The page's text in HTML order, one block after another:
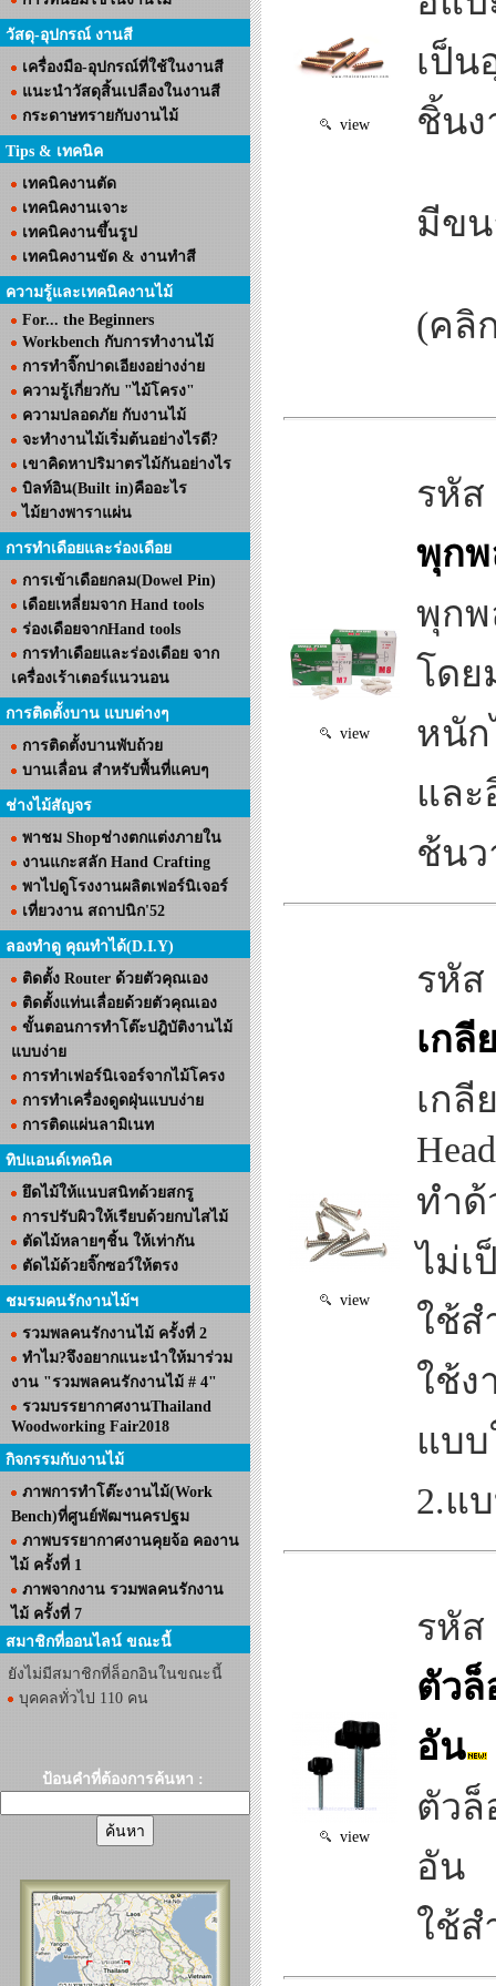
วัสดุ-อุปกรณ์ งานสี
เครื่องมือ-อุปกรณ์ที่ใช้ในงานสี
แนะนำวัสดุสิ้นเปลืองในงานสี
กระดาษทรายกับงานไม้
Tips & เทคนิค
เทคนิคงานตัด
เทคนิคงานเจาะ
เทคนิคงานขึ้นรูป
เทคนิคงานขัด & งานทำสี
ความรู้และเทคนิคงานไม้
For... the Beginners
Workbench กับการทำงานไม้
การทำจิ๊กปาดเอียงอย่างง่าย
ความรู้เกี่ยวกับ "ไม้โครง"
ความปลอดภัย กับงานไม้
จะทำงานไม้เริ่มต้นอย่างไรดี?
เขาคิดหาปริมาตรไม้กันอย่างไร
บิลท์อิน(Built in)คืออะไร
ไม้ยางพาราแผ่น
การทำเดือยและร่องเดือย
การเข้าเดือยกลม(Dowel Pin)
เดือยเหลี่ยมจาก Hand tools
ร่องเดือยจากHand tools
การทำเดือยและร่องเดือย จาก
เครื่องเร้าเตอร์แนวนอน
การติดตั้งบาน แบบต่างๆ
การติดตั้งบานพับถ้วย
บานเลื่อน สำหรับพื้นที่แคบๆ
ช่างไม้สัญจร
พาชม Shopช่างตกแต่งภายใน
งานแกะสลัก Hand Crafting
พาไปดูโรงงานผลิตเฟอร์นิเจอร์
เที่ยวงาน สถาปนิก'52
ลองทำดู คุณทำได้(D.I.Y)
ติดตั้ง Router ด้วยตัวคุณเอง
ติดตั้งแท่นเลื่อยด้วยตัวคุณเอง
ขั้นตอนการทำโต๊ะปฎิบัติงานไม้
แบบง่าย
การทำเฟอร์นิเจอร์จากไม้โครง
การทำเครื่องดูดฝุ่นแบบง่าย
การติดแผ่นลามิเนท
ทิปแอนด์เทคนิค
ยึดไม้ให้แนบสนิทด้วยสกรู
การปรับผิวให้เรียบด้วยกบไสไม้
ตัดไม้หลายๆชิ้น ให้เท่ากัน
ตัดไม้ด้วยจิ๊กซอว์ให้ตรง
ชมรมคนรักงานไม้ฯ
รวมพลคนรักงานไม้ ครั้งที่ 2
ทำไม?จึงอยากแนะนำให้มาร่วม
งาน "รวมพลคนรักงานไม้ # 4"
รวมบรรยากาศงานThailand
Woodworking Fair2018
กิจกรรมกับงานไม้
ภาพการทำโต๊ะงานไม้(Work
Bench)ที่ศูนย์พัฒฯนครปฐม
ภาพบรรยากาศงานคุยจ้อ คองาน
ไม้ ครั้งที่ 1
ภาพจากงาน รวมพลคนรักงาน
ไม้ ครั้งที่ 7
สมาชิกที่ออนไลน์ ขณะนี้
ยังไม่มีสมาชิกที่ล็อกอินในขณะนี้
บุคคลทั่วไป 110 คน
ป้อนคำที่ต้องการค้นหา :
view
เป็
ชิ้นง
มีขน
(คลิ
view
รหัส
พุก
พุก
โดย
หนั
แล
ช้น
view
รหัส
เกลี
เกลี
ทำด้
ไม่เ
ใช้ส
ใช้ง
แบบ
2.แ
view
รหัส
ตัวล็
อัน
ตัวล็
อัน
ใช้ส